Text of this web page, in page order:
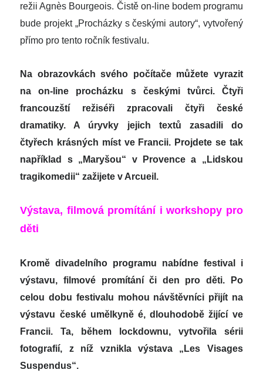
režii Agnès Bourgeois. Čistě on-line bodem programu
bude projekt „Procházky s českými autory“, vytvořený
přímo pro tento ročník festivalu.
Na obrazovkách svého počítače můžete vyrazit
na on-line procházku s českými tvůrci. Čtyři
francouzští režiséři zpracovali čtyři české
dramatiky. A úryvky jejich textů zasadili do
čtyřech krásných míst ve Francii. Projdete se tak
například s „Maryšou“ v Provence a „Lidskou
tragikomedii“ zažijete v Arcueil.
Výstava, filmová promítání i workshopy pro
děti
Kromě divadelního programu nabídne festival i
výstavu, filmové promítání či den pro děti. Po
celou dobu festivalu mohou návštěvníci přijít na
výstavu české umělkyně é, dlouhodobě žijící ve
Francii. Ta, během lockdownu, vytvořila sérii
fotografií, z níž vznikla výstava „Les Visages
Suspendus“.